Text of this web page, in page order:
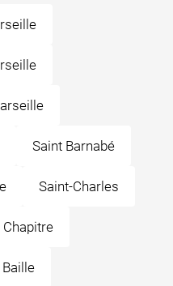
Saint Barnabé
Saint-Charles
Chapitre
Baille